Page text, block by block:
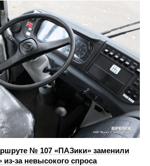
№ 107 «ПАЗики» заменили
из‑за невысокого спроса